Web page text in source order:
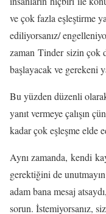
ve çok fazla eşleştirme
ediliyorsanız/
zaman Tinder sizin çok
başlayacak ve gerekeni
Bu yüzden düzenli
yanıt vermeye çalışın
kadar çok eşleşme elde
Aynı zamanda, kendi
gerektiğini de
adam bana mesaj
sorun. İstemiyorsanız,